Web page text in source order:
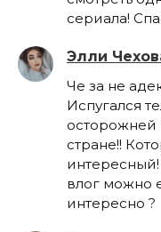
сериала!
Элли
Че за не
Испугался
осторожней
стране!!
влог можно
интересно ?